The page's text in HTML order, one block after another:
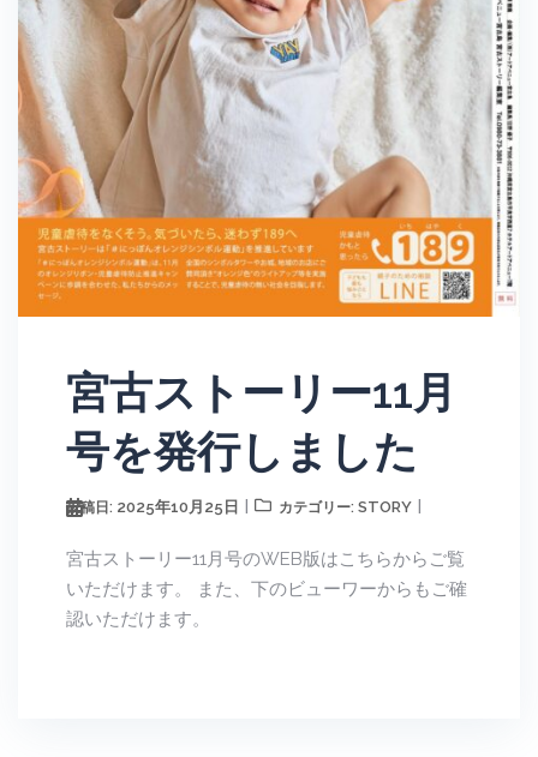
宮古ストーリー11月
号を発行しました
投稿日: 2025年10月25日 カテゴリー: STORY
宮古ストーリー11月号のWEB版はこちらからご覧
いただけます。 また、下のビューワーからもご確
認いただけます。